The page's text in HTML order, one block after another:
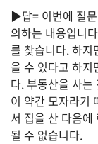
이
민/
비
자
법
률
▶답= 이번에 질
의하는 내용입니
를 찾습니다. 하
을 수 있다고 하지
다. 부동산을 사
이 약간 모자라기
서 집을 산 다음
될 수 없습니다.